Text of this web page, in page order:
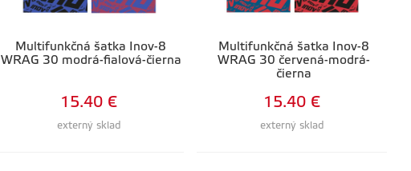
Multifunkčná šatka Inov-8
WRAG 30 modrá-fialová-čierna
externý sklad
15.40 €
Multifunkčná šatka Inov-8
WRAG 30 červená-modrá-
čierna
externý sklad
15.40 €